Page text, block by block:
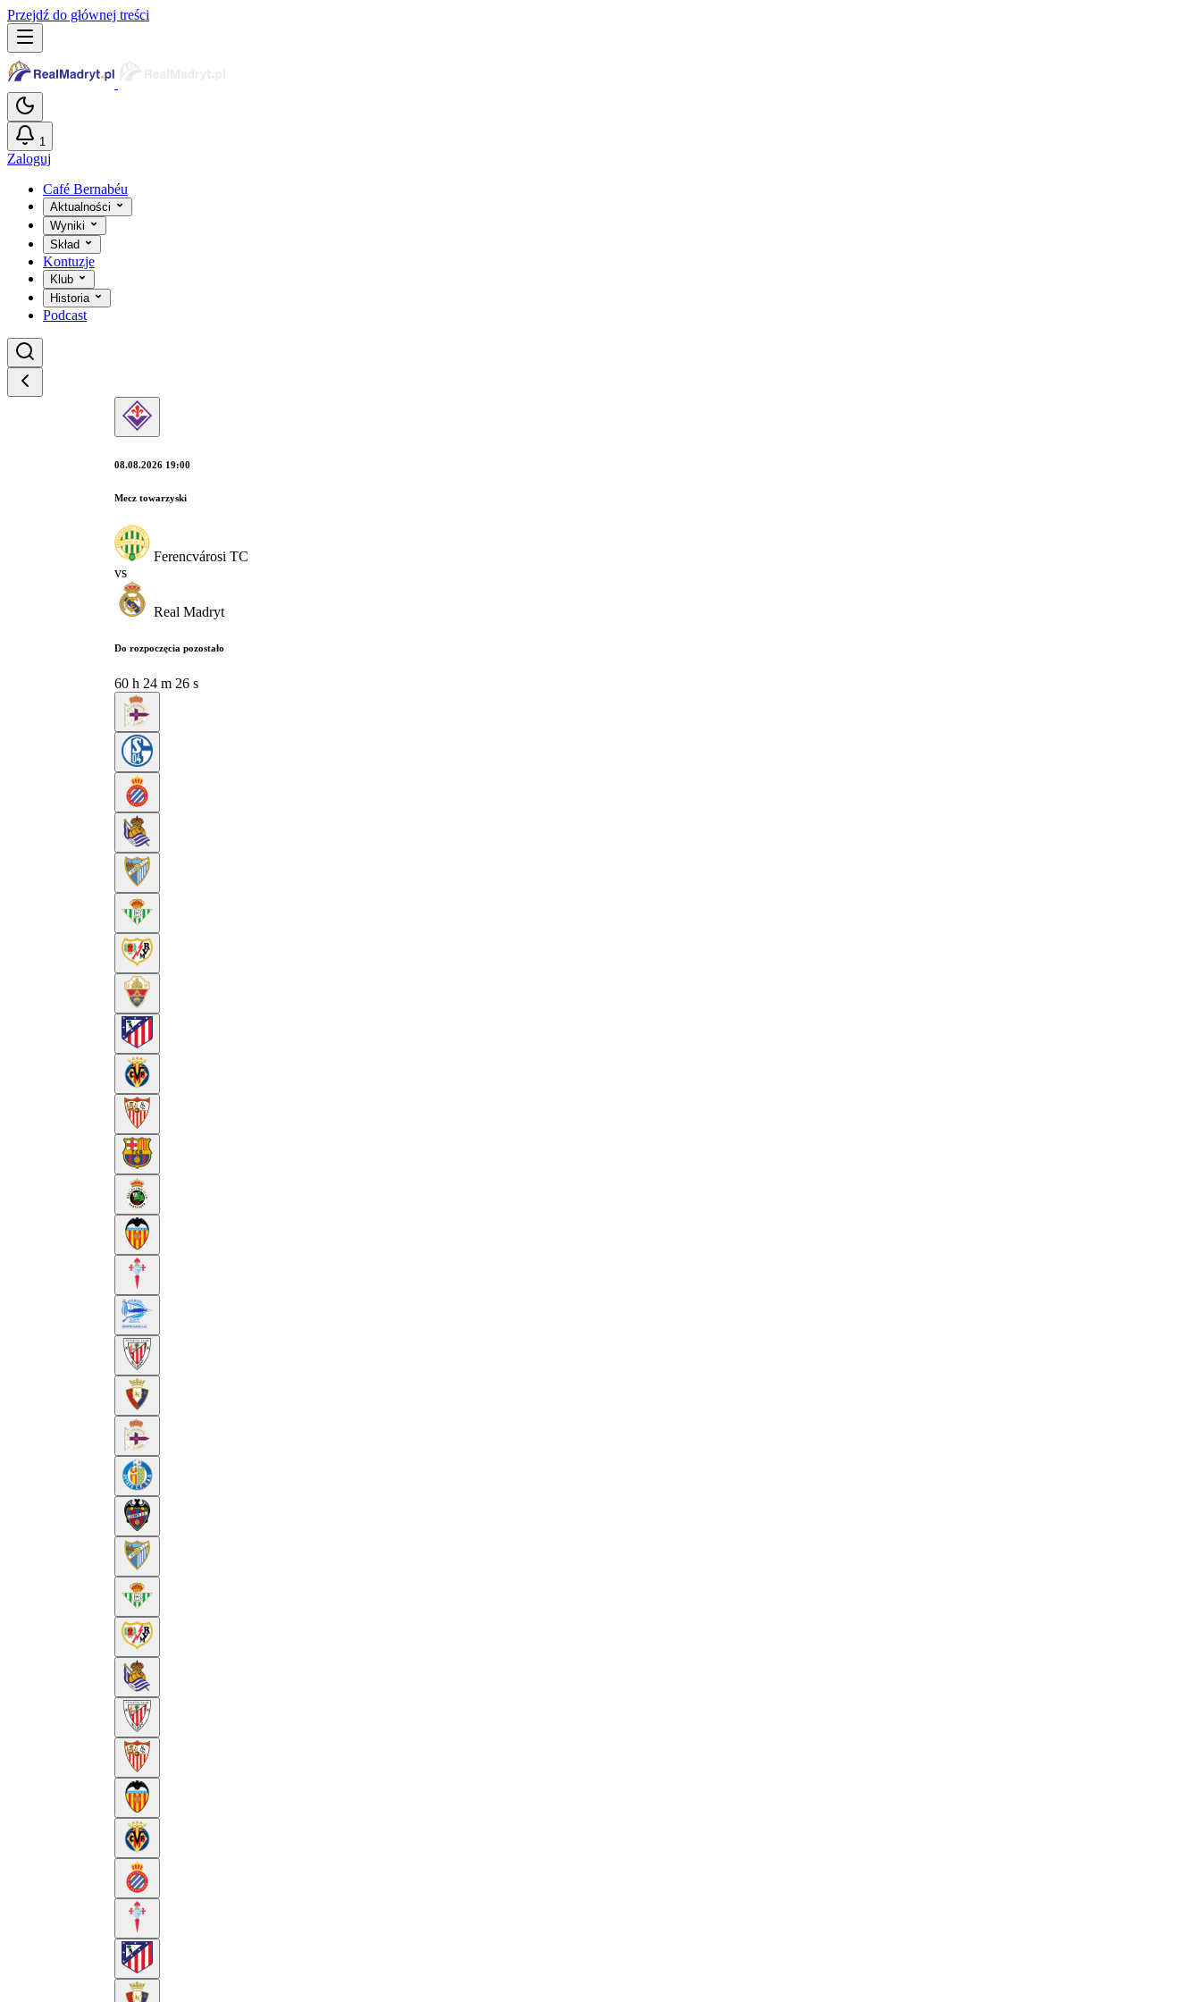
Przejdź do głównej treści
1
Zaloguj
Café Bernabéu
Aktualności
Wyniki
Skład
Kontuzje
Klub
Historia
Podcast
08.08.2026 19:00
Mecz towarzyski
Ferencvárosi TC
vs
Real Madryt
Do rozpoczęcia pozostało
60 h 24 m 25 s